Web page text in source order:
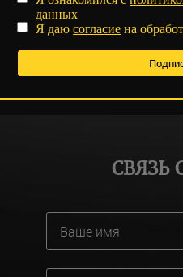
данных
Я даюсогласие на
СВЯЗЬ